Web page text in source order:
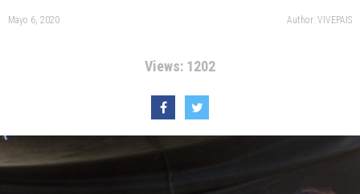
Mayo 6, 2020 Author: VIVEPAIS
Views: 1202